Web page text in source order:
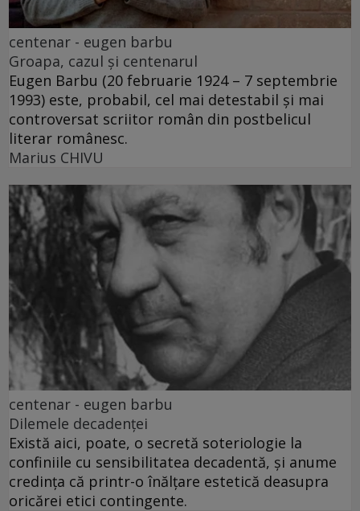
centenar - eugen barbu
Groapa, cazul și centenarul
Eugen Barbu (20 februarie 1924 – 7 septembrie
1993) este, probabil, cel mai detestabil și mai
controversat scriitor român din postbelicul
literar românesc.
Marius CHIVU
centenar - eugen barbu
Dilemele decadenței
Există aici, poate, o secretă soteriologie la
confiniile cu sensibilitatea decadentă, și anume
credința că printr-o înălțare estetică deasupra
oricărei etici contingente.